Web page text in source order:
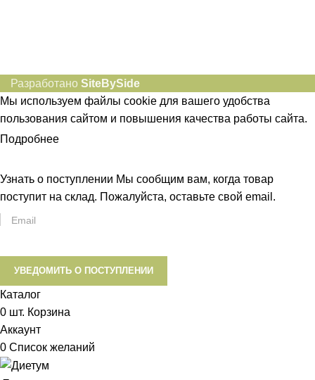
Разработано SiteBySide
Мы используем файлы cookie для вашего удобства
пользования сайтом и повышения качества работы сайта.
Подробнее
Узнать о поступлении Мы сообщим вам, когда товар
поступит на склад. Пожалуйста, оставьте свой email.
УВЕДОМИТЬ О ПОСТУПЛЕНИИ
Каталог
0 шт. Корзина
Аккаунт
0 Список желаний